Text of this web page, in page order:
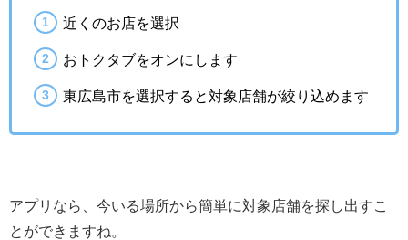
近くのお店を選択
おトクタブをオンにします
東広島市を選択すると対象店舗が絞り込めます
アプリなら、今いる場所から簡単に対象店舗を探し出すこ
とができますね。